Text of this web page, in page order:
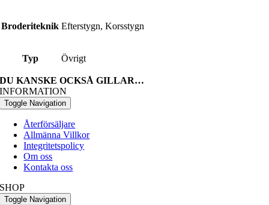
Broderiteknik Efterstygn, Korsstygn
Typ Övrigt
DU KANSKE OCKSÅ GILLAR…
INFORMATION
Toggle Navigation
Återförsäljare
Allmänna Villkor
Integritetspolicy
Om oss
Kontakta oss
SHOP
Toggle Navigation